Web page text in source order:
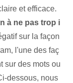
et efficace.
à ne pas trop i
sur la façon
l'une des faç
sur des mots ou
dessous, nous